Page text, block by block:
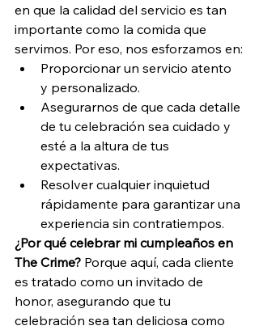
en que la calidad del servicio es tan
importante como la comida que
servimos. Por eso, nos esforzamos en:
Proporcionar un servicio atento
y personalizado.
Asegurarnos de que cada detalle
de tu celebración sea cuidado y
esté a la altura de tus
expectativas.
Resolver cualquier inquietud
rápidamente para garantizar una
experiencia sin contratiempos.
¿Por qué celebrar mi cumpleaños en
The Crime? Porque aquí, cada cliente
es tratado como un invitado de
honor, asegurando que tu
celebración sea tan deliciosa como